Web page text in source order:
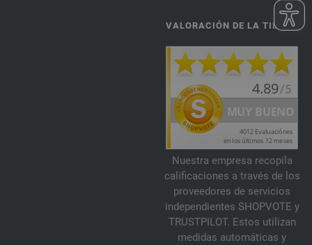
VALORACIÓN DE LA TIENDA
Nuestra empresa recopila
calificaciones a través de los
proveedores de servicios
independientes SHOPVOTE y
TRUSTPILOT. Estos utilizan
medidas automáticas y